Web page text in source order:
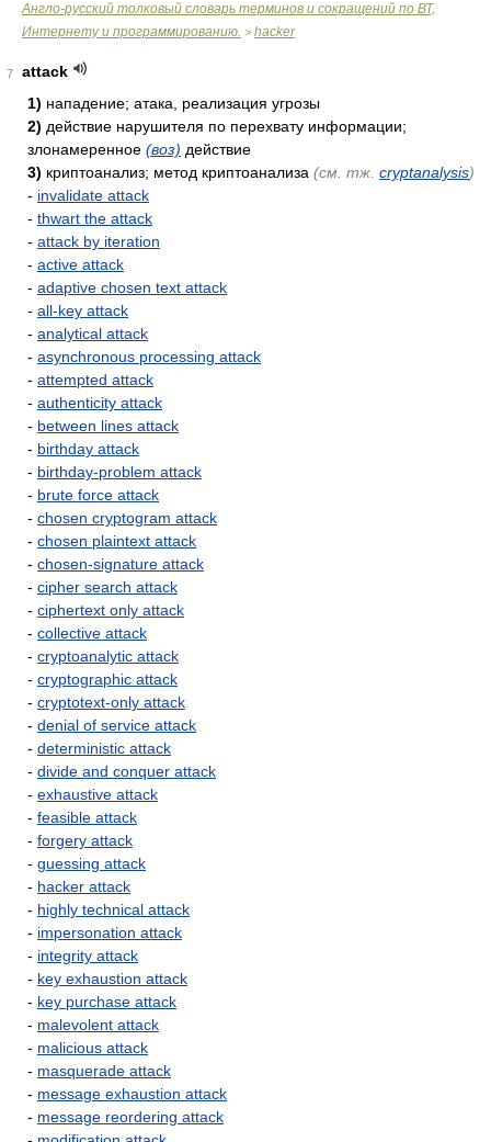
Англо-русский толковый словарь терминов и сокращений по ВТ,
Интернету и программированию. > hacker
7
attack
1) нападение; атака, реализация угрозы
2) действие нарушителя по перехвату информации;
злонамеренное (воз) действие
3) криптоанализ; метод криптоанализа (см. тж. cryptanalysis)
- invalidate attack
- thwart the attack
- attack by iteration
- active attack
- adaptive chosen text attack
- all-key attack
- analytical attack
- asynchronous processing attack
- attempted attack
- authenticity attack
- between lines attack
- birthday attack
- birthday-problem attack
- brute force attack
- chosen cryptogram attack
- chosen plaintext attack
- chosen-signature attack
- cipher search attack
- ciphertext only attack
- collective attack
- cryptoanalytic attack
- cryptographic attack
- cryptotext-only attack
- denial of service attack
- deterministic attack
- divide and conquer attack
- exhaustive attack
- feasible attack
- forgery attack
- guessing attack
- hacker attack
- highly technical attack
- impersonation attack
- integrity attack
- key exhaustion attack
- key purchase attack
- malevolent attack
- malicious attack
- masquerade attack
- message exhaustion attack
- message reordering attack